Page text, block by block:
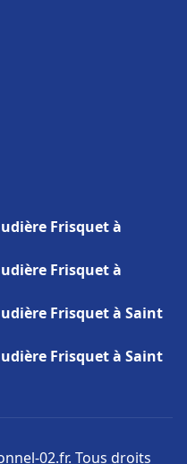
Frisquet à
Frisquet à
Frisquet à Saint
Frisquet à Saint
02.fr. Tous droits